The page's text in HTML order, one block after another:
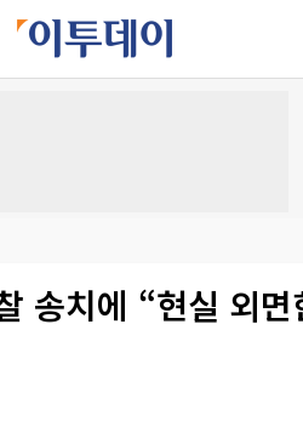
송치에 “현실 외